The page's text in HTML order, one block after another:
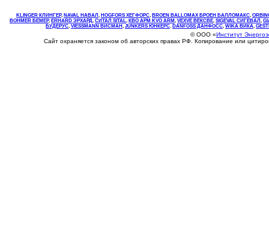
KLINGER КЛИНГЕР, NAVAL НАВАЛ , НOGFORS ХЕГФОРС, BROEN BALLOMAX БРОЕН БАЛЛОМАКС,
BOHMER БЕМЕР, ERHARD ЭРХАРД, СИТАЛ SITAL, КВО АРМ KVO ARM, VEXVE ВЕКСВЕ, SIGEVAL СИГЕВАЛ ,
БУДЕРУС, VIESSMANN ВИСМАН , JUNKERS ЮНКЕРС. DANFOSS ДАНФОСС, WIKA ВИКА,
© ООО «Институт
Сайт охраняется законом об авторских правах РФ. Копирование или